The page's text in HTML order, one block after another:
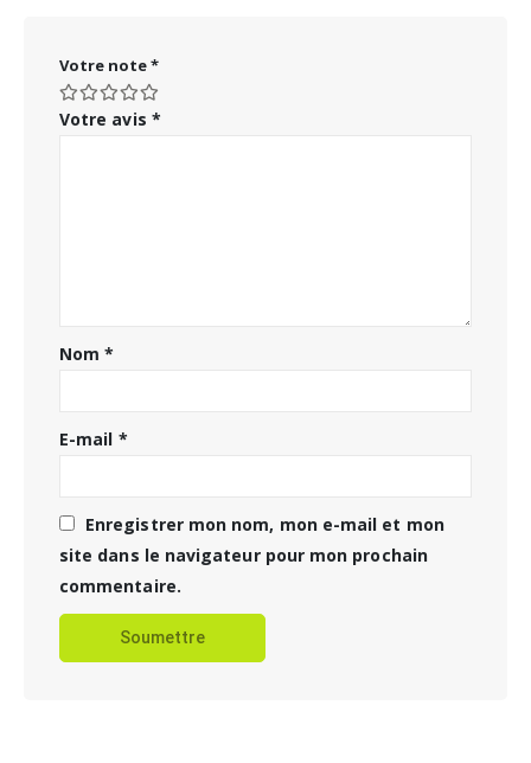
Votre note*
Votre avis *
Nom*
E-mail *
Enregistrer mon nom, mon e-mail et mon
site dans le navigateur pour mon prochain
commentaire.